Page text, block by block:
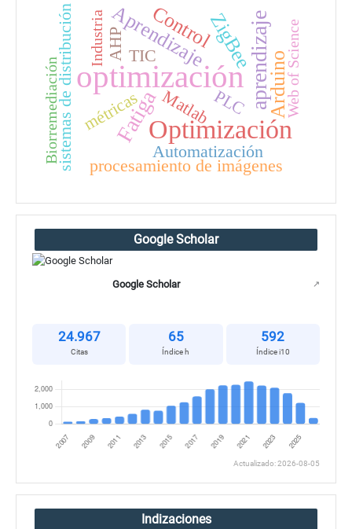
optimización
Optimización
Fatiga
aprendizajeArduino
ZigBee
Aprendizaje
Control
métricas
TIC
sistemas de distribución Automatización
PLC
procesamiento de imágenes
AHP
Matlab Web of Science
Biorremediación
Industria
Google Scholar
Google Scholar ↗
24.967
Citas
65
Índice h
592
Índice i10
Actualizado: 2026-08-05
Indizaciones